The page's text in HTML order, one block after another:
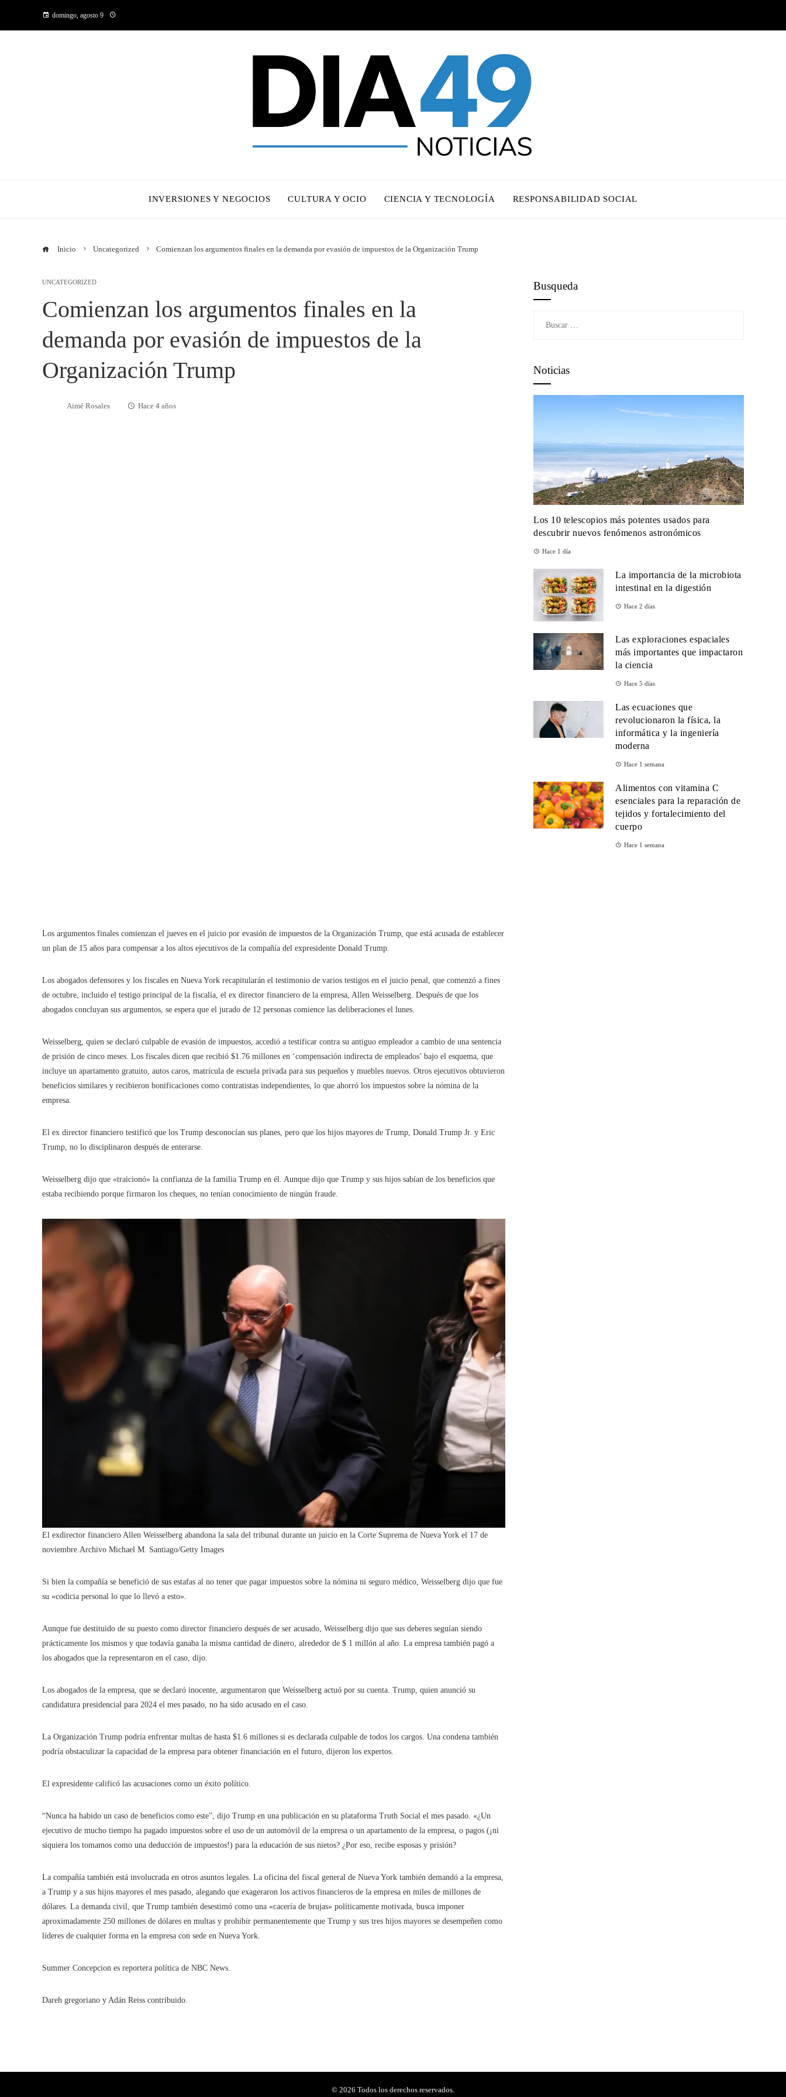
domingo, agosto 9
INVERSIONES Y NEGOCIOS CULTURA Y OCIO CIENCIA Y TECNOLOGÍA RESPONSABILIDAD SOCIAL
Inicio Uncategorized Comienzan los argumentos finales en la demanda por evasión de impuestos de la Organización Trump
UNCATEGORIZED
Comienzan los argumentos finales en la
demanda por evasión de impuestos de la
Organización Trump
Aimé Rosales Hace 4 años
Los argumentos finales comienzan el jueves en el juicio por evasión de impuestos de la Organización Trump, que está acusada de establecer
un plan de 15 años para compensar a los altos ejecutivos de la compañía del expresidente Donald Trump.
Los abogados defensores y los fiscales en Nueva York recapitularán el testimonio de varios testigos en el juicio penal, que comenzó a fines
de octubre, incluido el testigo principal de la fiscalía, el ex director financiero de la empresa, Allen Weisselberg. Después de que los
abogados concluyan sus argumentos, se espera que el jurado de 12 personas comience las deliberaciones el lunes.
Weisselberg, quien se declaró culpable de evasión de impuestos, accedió a testificar contra su antiguo empleador a cambio de una sentencia
de prisión de cinco meses. Los fiscales dicen que recibió $1.76 millones en ‘compensación indirecta de empleados’ bajo el esquema, que
incluye un apartamento gratuito, autos caros, matrícula de escuela privada para sus pequeños y muebles nuevos. Otros ejecutivos obtuvieron
beneficios similares y recibieron bonificaciones como contratistas independientes, lo que ahorró los impuestos sobre la nómina de la
empresa.
El ex director financiero testificó que los Trump desconocían sus planes, pero que los hijos mayores de Trump, Donald Trump Jr. y Eric
Trump, no lo disciplinaron después de enterarse.
Weisselberg dijo que «traicionó» la confianza de la familia Trump en él. Aunque dijo que Trump y sus hijos sabían de los beneficios que
estaba recibiendo porque firmaron los cheques, no tenían conocimiento de ningún fraude.
El exdirector financiero Allen Weisselberg abandona la sala del tribunal durante un juicio en la Corte Suprema de Nueva York el 17 de
noviembre. Archivo Michael M. Santiago/Getty Images
Si bien la compañía se benefició de sus estafas al no tener que pagar impuestos sobre la nómina ni seguro médico, Weisselberg dijo que fue
su «codicia personal lo que lo llevó a esto».
Aunque fue destituido de su puesto como director financiero después de ser acusado, Weisselberg dijo que sus deberes seguían siendo
prácticamente los mismos y que todavía ganaba la misma cantidad de dinero, alrededor de $ 1 millón al año. La empresa también pagó a
los abogados que la representaron en el caso, dijo.
Los abogados de la empresa, que se declaró inocente, argumentaron que Weisselberg actuó por su cuenta. Trump, quien anunció su
candidatura presidencial para 2024 el mes pasado, no ha sido acusado en el caso.
La Organización Trump podría enfrentar multas de hasta $1.6 millones si es declarada culpable de todos los cargos. Una condena también
podría obstaculizar la capacidad de la empresa para obtener financiación en el futuro, dijeron los expertos.
El expresidente calificó las acusaciones como un éxito político.
“Nunca ha habido un caso de beneficios como este”, dijo Trump en una publicación en su plataforma Truth Social el mes pasado. «¿Un
ejecutivo de mucho tiempo ha pagado impuestos sobre el uso de un automóvil de la empresa o un apartamento de la empresa, o pagos (¡ni
siquiera los tomamos como una deducción de impuestos!) para la educación de sus nietos? ¿Por eso, recibe esposas y prisión?
La compañía también está involucrada en otros asuntos legales. La oficina del fiscal general de Nueva York también demandó a la empresa,
a Trump y a sus hijos mayores el mes pasado, alegando que exageraron los activos financieros de la empresa en miles de millones de
dólares. La demanda civil, que Trump también desestimó como una «cacería de brujas» políticamente motivada, busca imponer
aproximadamente 250 millones de dólares en multas y prohibir permanentemente que Trump y sus tres hijos mayores se desempeñen como
líderes de cualquier forma en la empresa con sede en Nueva York.
Summer Concepcion es reportera política de NBC News.
Dareh gregoriano y Adán Reiss contribuido.
Busqueda
Noticias
Los 10 telescopios más potentes usados para
descubrir nuevos fenómenos astronómicos
Hace 1 día
La importancia de la microbiota
intestinal en la digestión
Hace 2 días
Las exploraciones espaciales
más importantes que impactaron
la ciencia
Hace 5 días
Las ecuaciones que
revolucionaron la física, la
informática y la ingeniería
moderna
Hace 1 semana
Alimentos con vitamina C
esenciales para la reparación de
tejidos y fortalecimiento del
cuerpo
Hace 1 semana
© 2026 Todos los derechos reservados.